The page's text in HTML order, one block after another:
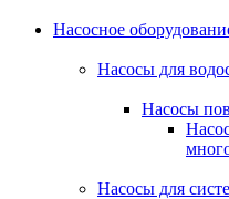
Насосное
Насосы для
Насосы
Насосы для